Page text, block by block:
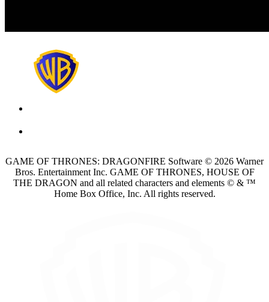
GAME OF THRONES: DRAGONFIRE Software © 2026 Warner
Bros. Entertainment Inc. GAME OF THRONES, HOUSE OF
THE DRAGON and all related characters and elements © & ™
Home Box Office, Inc. All rights reserved.